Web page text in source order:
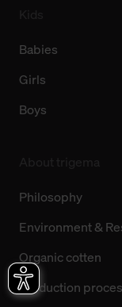
Babies
Girls
Boys
Philosophy
Environment &
Organic cotten
Production